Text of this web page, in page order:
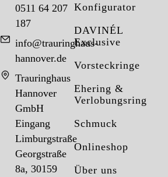
Konfigurator
DAVINÉL
Exclusive
Vorsteckringe
Ehering &
Verlobungsring
Schmuck
Onlineshop
Über uns
0511 64 207
187
info@trauringhaus-
hannover.de
Trauringhaus
Hannover
GmbH
Eingang
Limburgstraße
Georgstraße
8a, 30159